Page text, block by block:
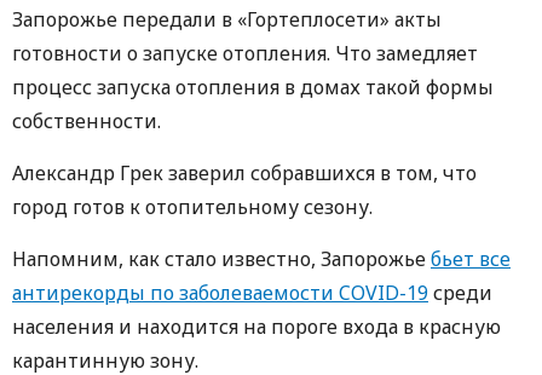
Запорожье передали в «Гортеплосети» акты
готовности о запуске отопления. Что замедляет
процесс запуска отопления в домах такой формы
собственности.
Александр Грек заверил собравшихся в том, что
город готов к отопительному сезону.
Напомним, как стало известно, Запорожьебьет все
антирекорды по заболеваемости COVID-19среди
населения и находится на пороге входа в красную
карантинную зону.